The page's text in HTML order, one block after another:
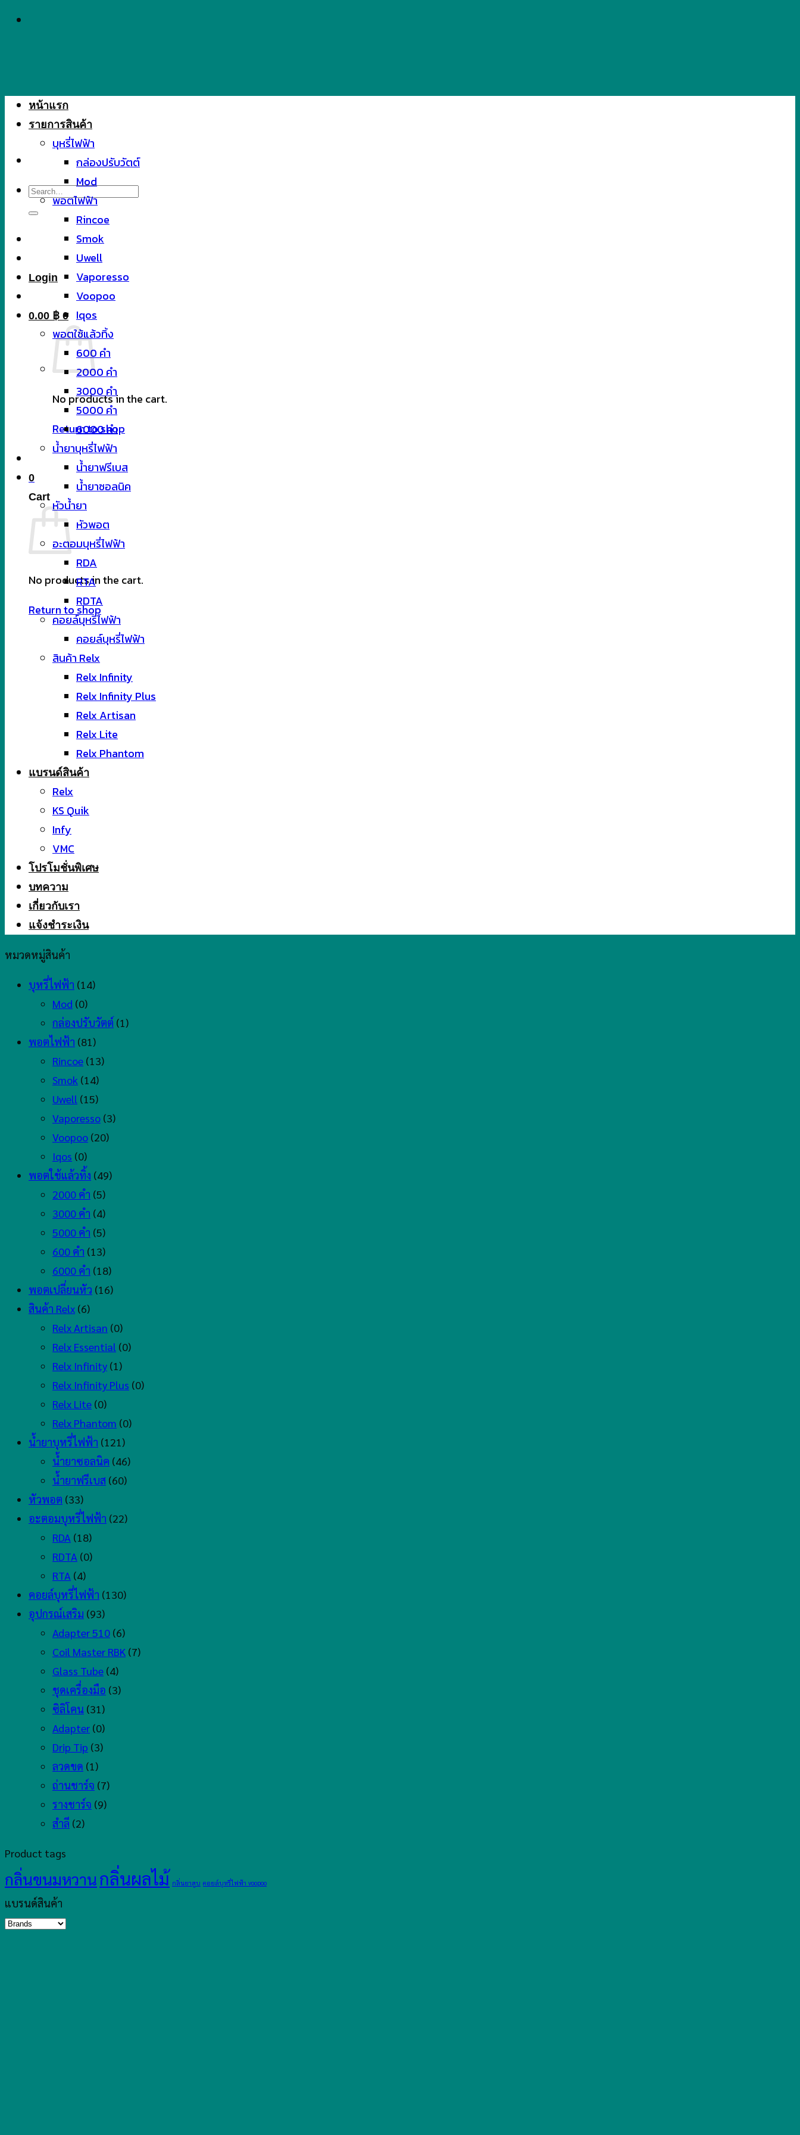
Skip
Search
for:
Login
0.00 ฿ 0
No products in the cart.
Return to shop
0
Cart
No products in the cart.
Return to shop
หน้าแรก
รายการสินค้า
บุหรี่ไฟฟ้า
กล่องปรับวัตต์
Mod
พอตไฟฟ้า
Rincoe
Smok
Uwell
Vaporesso
Voopoo
Iqos
พอตใช้แล้วทิ้ง
600 คำ
2000 คำ
3000 คำ
5000 คำ
6000 คำ
น้ำยาบุหรี่ไฟฟ้า
น้ำยาฟรีเบส
น้ำยาซอลนิค
หัวน้ำยา
หัวพอต
อะตอมบุหรี่ไฟฟ้า
RDA
RTA
RDTA
คอยล์บุหรี่ไฟฟ้า
คอยล์บุหรี่ไฟฟ้า
สินค้า Relx
Relx Infinity
Relx Infinity Plus
Relx Artisan
Relx Lite
Relx Phantom
แบรนด์สินค้า
Relx
KS Quik
Infy
VMC
โปรโมชั่นพิเศษ
บทความ
เกี่ยวกับเรา
แจ้งชำระเงิน
หมวดหมู่สินค้า
บุหรี่ไฟฟ้า (14)
Mod (0)
กล่องปรับวัตต์ (1)
พอตไฟฟ้า (81)
Rincoe (13)
Smok (14)
Uwell (15)
Vaporesso (3)
Voopoo (20)
Iqos (0)
พอตใช้แล้วทิ้ง (49)
2000 คำ (5)
3000 คำ (4)
5000 คำ (5)
600 คำ (13)
6000 คำ (18)
พอตเปลี่ยนหัว (16)
สินค้า Relx (6)
Relx Artisan (0)
Relx Essential (0)
Relx Infinity (1)
Relx Infinity Plus (0)
Relx Lite (0)
Relx Phantom (0)
น้ำยาบุหรี่ไฟฟ้า (121)
น้ำยาซอลนิค (46)
น้ำยาฟรีเบส (60)
หัวพอต (33)
อะตอมบุหรี่ไฟฟ้า (22)
RDA (18)
RDTA (0)
RTA (4)
คอยล์บุหรี่ไฟฟ้า (130)
อุปกรณ์เสริม (93)
Adapter 510 (6)
Coil Master RBK (7)
Glass Tube (4)
ชุดเครื่องมือ (3)
ซิลิโคน (31)
Adapter (0)
Drip Tip (3)
ลวดขด (1)
ถ่านชาร์จ (7)
รางชาร์จ (9)
สำลี (2)
Product tags
กลิ่นขนมหวานกลิ่นผลไม้ กลิ่นยาสูบ คอยล์บุหรี่ไฟฟ้า voopoo
แบรนด์สินค้า